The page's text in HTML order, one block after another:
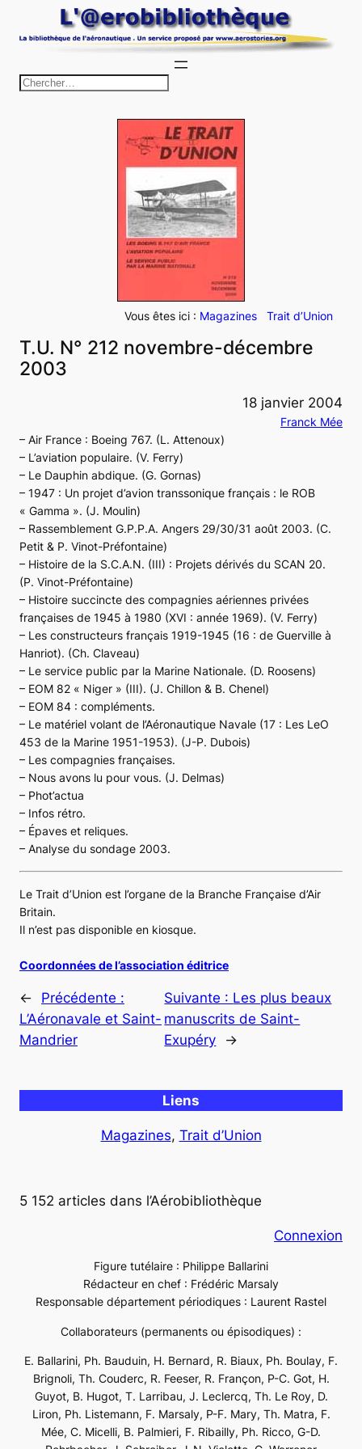
au
c
h
e
r
c
h
e
r
Vous êtes ici : Magazines Trait d’Union
T.U. N° 212 novembre-décembre
2003
18 janvier 2004
Franck Mée
– Air France : Boeing 767. (L. Attenoux)
– L’aviation populaire. (V. Ferry)
– Le Dauphin abdique. (G. Gornas)
– 1947 : Un projet d’avion transsonique français : le ROB
« Gamma ». (J. Moulin)
– Rassemblement G.P.P.A. Angers 29/30/31 août 2003. (C.
Petit & P. Vinot-Préfontaine)
– Histoire de la S.C.A.N. (III) : Projets dérivés du SCAN 20.
(P. Vinot-Préfontaine)
– Histoire succincte des compagnies aériennes privées
françaises de 1945 à 1980 (XVI : année 1969). (V. Ferry)
– Les constructeurs français 1919-1945 (16 : de Guerville à
Hanriot). (Ch. Claveau)
– Le service public par la Marine Nationale. (D. Roosens)
– EOM 82 « Niger » (III). (J. Chillon & B. Chenel)
– EOM 84 : compléments.
– Le matériel volant de l’Aéronautique Navale (17 : Les LeO
453 de la Marine 1951-1953). (J-P. Dubois)
– Les compagnies françaises.
– Nous avons lu pour vous. (J. Delmas)
– Phot’actua
– Infos rétro.
– Épaves et reliques.
– Analyse du sondage 2003.
Le Trait d’Union est l’organe de la Branche Française d’Air
Britain.
Il n’est pas disponible en kiosque.
Coordonnées de l’association éditrice
←
Précédente :
L’Aéronavale et Saint-
Mandrier
Suivante : Les plus beaux
manuscrits de Saint-
Exupéry
→
Liens
Magazines, Trait d’Union
5 152 articles dans l’Aérobibliothèque
Connexion
Figure tutélaire : Philippe Ballarini
Rédacteur en chef : Frédéric Marsaly
Responsable département périodiques : Laurent Rastel
Collaborateurs (permanents ou épisodiques) :
E. Ballarini, Ph. Bauduin, H. Bernard, R. Biaux, Ph. Boulay, F.
Brignoli, Th. Couderc, R. Feeser, R. Françon, P-C. Got, H.
Guyot, B. Hugot, T. Larribau, J. Leclercq, Th. Le Roy, D.
Liron, Ph. Listemann, F. Marsaly, P-F. Mary, Th. Matra, F.
Mée, C. Micelli, B. Palmieri, F. Ribailly, Ph. Ricco, G-D.